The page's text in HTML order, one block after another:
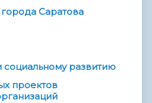
Саратова
социальному развитию
проектов